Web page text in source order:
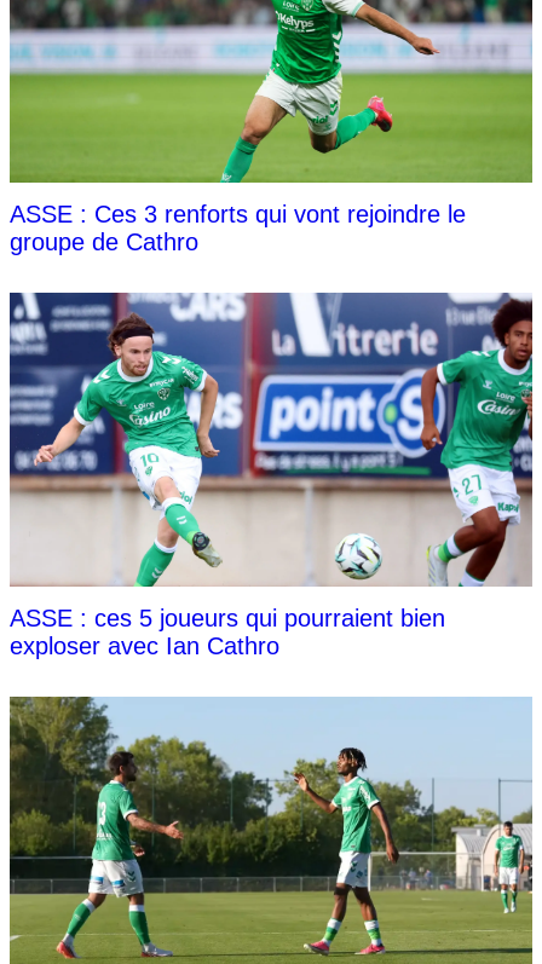
ASSE : Ces 3 renforts qui vont rejoindre le
groupe de Cathro
ASSE : ces 5 joueurs qui pourraient bien
exploser avec Ian Cathro